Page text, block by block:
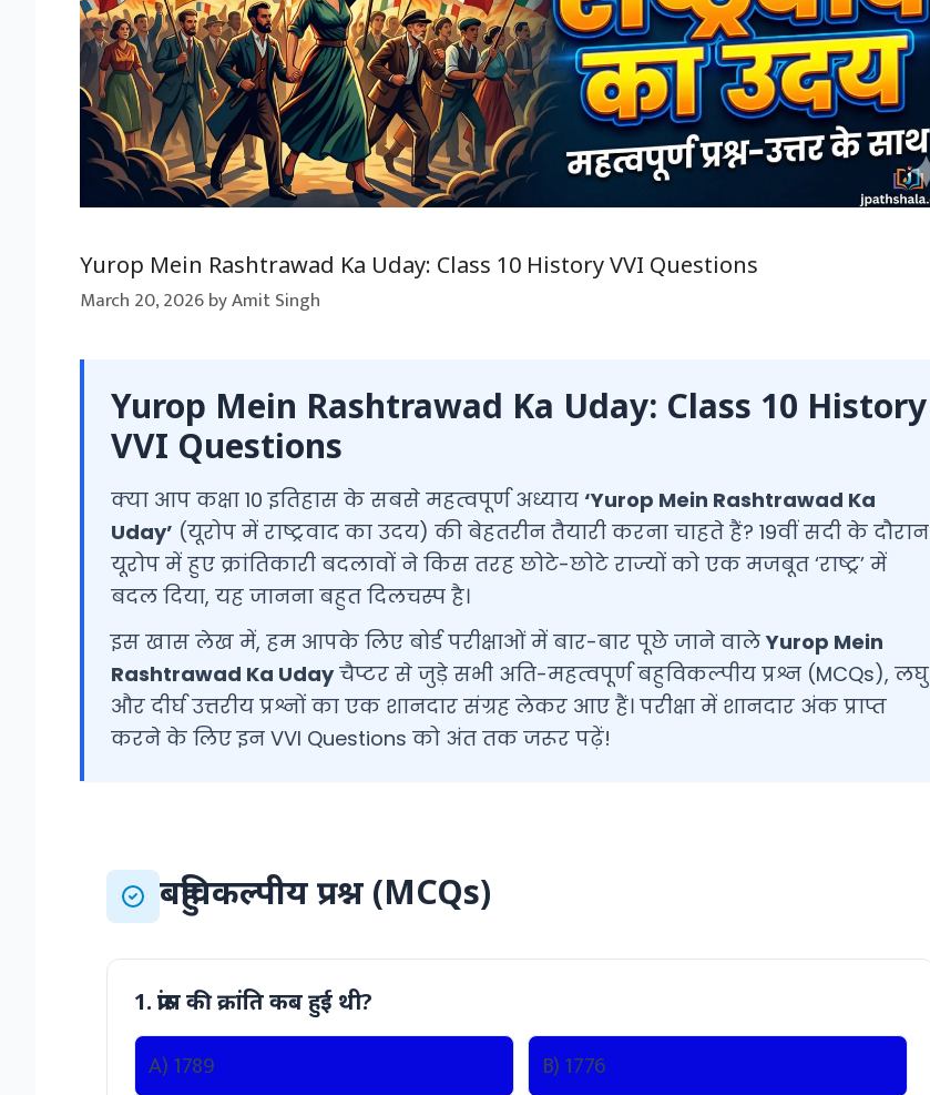
Yurop Mein Rashtrawad Ka Uday: Class 10 History VVI Questions
March 20, 2026byAmit Singh
Yurop Mein Rashtrawad Ka Uday: Class 10 History
VVI Questions
क्या आप कक्षा 10 इतिहास के सबसे महत्वपूर्ण अध्याय ‘Yurop Mein Rashtrawad Ka
Uday’ (यूरोप में राष्ट्रवाद का उदय) की बेहतरीन तैयारी करना चाहते हैं? 19वीं सदी के दौरान
यूरोप में हुए क्रांतिकारी बदलावों ने किस तरह छोटे-छोटे राज्यों को एक मजबूत ‘राष्ट्र’ में
बदल दिया, यह जानना बहुत दिलचस्प है।
इस खास लेख में, हम आपके लिए बोर्ड परीक्षाओं में बार-बार पूछे जाने वालेYurop Mein
Rashtrawad Ka Udayचैप्टर से जुड़े सभी अति-महत्वपूर्ण बहुविकल्पीय प्रश्न (MCQs), लघु
और दीर्घ उत्तरीय प्रश्नों का एक शानदार संग्रह लेकर आए हैं। परीक्षा में शानदार अंक प्राप्त
करने के लिए इन VVI Questions को अंत तक जरूर पढ़ें!
बहुविकल्पीय प्रश्न (MCQs)
1. फ्रांस की क्रांति कब हुई थी?
A) 1789
B) 1776